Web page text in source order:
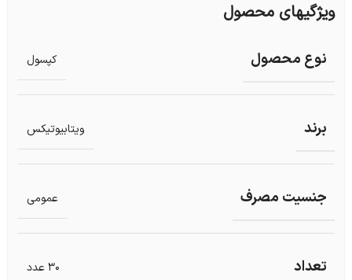
ویژگیهای محصول
نوع محصول کپسول
برند ویتابیوتیکس
جنسیت مصرف عمومی
تعداد 30 عدد